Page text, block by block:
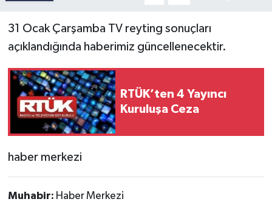
31 Ocak Çarşamba TV reyting sonuçları
açıklandığında haberimiz güncellenecektir.
RTÜK’ten 4 Yayıncı
Kuruluşa Ceza
haber merkezi
Muhabir: Haber Merkezi